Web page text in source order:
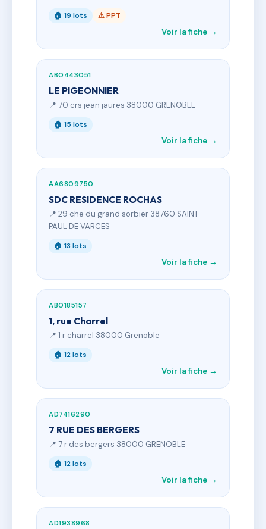
🏠 19 lots ⚠ PPT
Voir la fiche →
AB0443051
LE PIGEONNIER
📍 70 crs jean jaures 38000 GRENOBLE
🏠 15 lots
Voir la fiche →
AA6809750
SDC RESIDENCE ROCHAS
📍 29 che du grand sorbier 38760 SAINT
PAUL DE VARCES
🏠 13 lots
Voir la fiche →
AB0185157
1, rue Charrel
📍 1 r charrel 38000 Grenoble
🏠 12 lots
Voir la fiche →
AD7416290
7 RUE DES BERGERS
📍 7 r des bergers 38000 GRENOBLE
🏠 12 lots
Voir la fiche →
AD1938968